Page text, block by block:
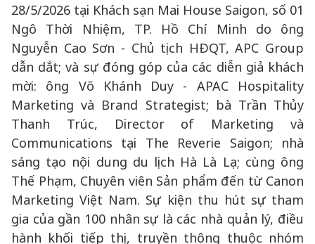
28/5/2026 tại Khách sạn Mai House Saigon, số 01
Ngô Thời Nhiệm, TP. Hồ Chí Minh do ông
Nguyễn Cao Sơn - Chủ tịch HĐQT, APC Group
dẫn dắt; và sự đóng góp của các diễn giả khách
mời: ông Võ Khánh Duy - APAC Hospitality
Marketing và Brand Strategist; bà Trần Thủy
Thanh Trúc, Director of Marketing và
Communications tại The Reverie Saigon; nhà
sáng tạo nội dung du lịch Hà Là Lạ; cùng ông
Thế Phạm, Chuyên viên Sản phẩm đến từ Canon
Marketing Việt Nam. Sự kiện thu hút sự tham
gia của gần 100 nhân sự là các nhà quản lý, điều
hành khối tiếp thị, truyền thông thuộc nhóm